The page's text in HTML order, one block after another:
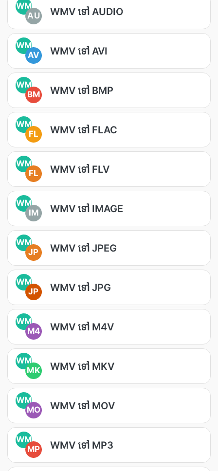
WM
AU
WMV ទៅ AUDIO
WM
AV
WMV ទៅ AVI
WM
BM
WMV ទៅ BMP
WM
FL
WMV ទៅ FLAC
WM
FL
WMV ទៅ FLV
WM
IM
WMV ទៅ IMAGE
WM
JP
WMV ទៅ JPEG
WM
JP
WMV ទៅ JPG
WM
M4
WMV ទៅ M4V
WM
MK
WMV ទៅ MKV
WM
MO
WMV ទៅ MOV
WM
MP
WMV ទៅ MP3